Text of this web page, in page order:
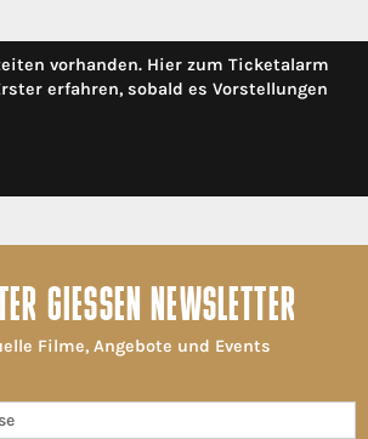
vorhanden. Hier zum Ticketalarm
erfahren, sobald es Vorstellungen
GIESSEN NEWSLETTER
Filme, Angebote und Events